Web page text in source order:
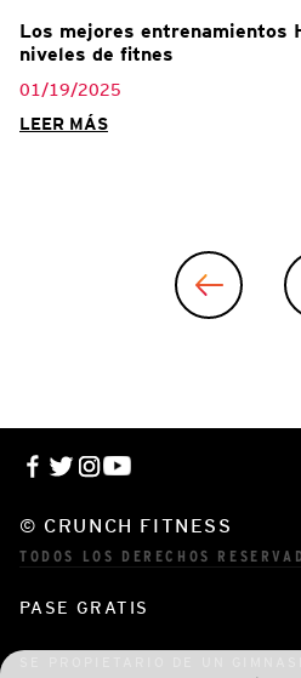
Los mejores entrenamientos
niveles de fitnes
01/19/2025
LEER MÁS
© CRUNCH FITNESS
TODOS LOS DERECHOS
PASE GRATIS